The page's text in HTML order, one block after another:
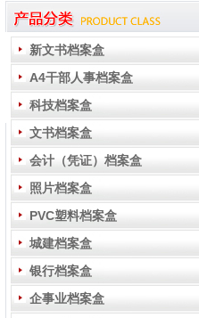
新文书档案盒
A4干部人事档案盒
科技档案盒
文书档案盒
会计（凭证）档案盒
照片档案盒
PVC塑料档案盒
城建档案盒
银行档案盒
企事业档案盒